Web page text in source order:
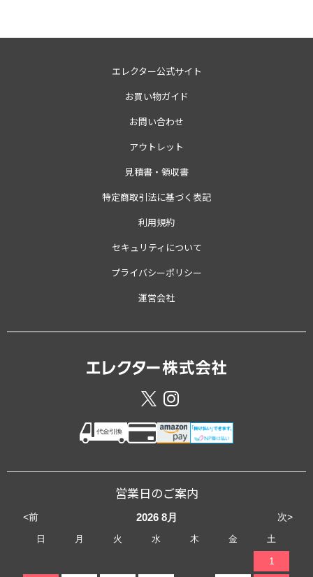
エレクター公式サイト
お買い物ガイド
お問い合わせ
アウトレット
見積書・領収書
特定商取引法に基づく表記
利用規約
セキュリティについて
プライバシーポリシー
運営会社
営業日のご案内
<前 次>
2026 8月
日 月 火 水 木 金 土
1